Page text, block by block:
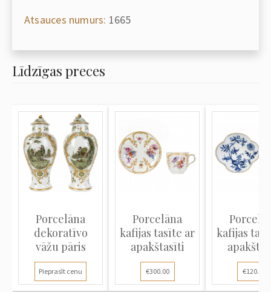
Atsauces numurs: 1665
Līdzīgas preces
Porcelāna
dekoratīvo
vāžu pāris
Pieprasīt cenu
Porcelāna
kafijas tasīte ar
apakštasīti
€300.00
kafijas
"Zila...
€120.00